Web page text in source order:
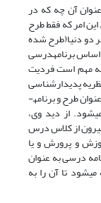
آن چه که در
امر که فقط طرح
دو دنیا(طرح شده
برنامه­درسی
مهم است فردیت
پدیدارشناسی
طرح و برنامه­
از دید وی،
از کلاس درس
و پرورش و یا
درسی به عنوان
تا آن را به